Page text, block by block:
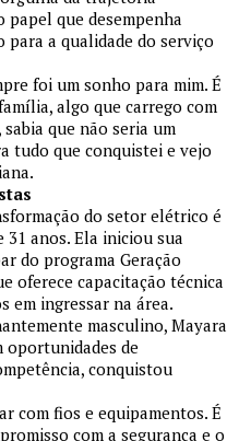
que desempenha
a qualidade do serviço
foi um sonho para mim. É
algo que carrego com
que não seria um
tudo que conquistei e vejo
do setor elétrico é
anos. Ela iniciou sua
do programa Geração
oferece capacitação técnica
em ingressar na área.
masculino, Mayara
oportunidades de
conquistou
com fios e equipamentos. É
com a segurança e o